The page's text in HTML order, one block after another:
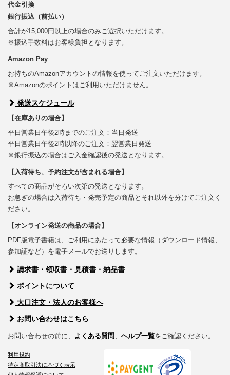
代金引換
銀行振込（前払い）
合計が15,000円以上の場合のみご選択いただけます。
※振込手数料はお客様負担となります。
Amazon Pay
お持ちのAmazonアカウントの情報を使ってご注文いただけます。
※Amazonのポイントはご利用いただけません。
発送スケジュール
【在庫ありの場合】
平日営業日午後2時までのご注文：当日発送
平日営業日午後2時以降のご注文：翌営業日発送
※銀行振込の場合はご入金確認後の発送となります。
【入荷待ち、予約注文が含まれる場合】
すべての商品がそろい次第の発送となります。
お急ぎの場合は入荷待ち・発売予定の商品とそれ以外を分けてご注文く
ださい。
【オンライン発送の商品の場合】
PDF版電子書籍は、ご利用にあたって必要な情報（ダウンロード情報、
参加証など）を電子メールでお送りします。
請求書・領収書・見積書・納品書
ポイントについて
大口注文・法人のお客様へ
お問い合わせはこちら
お問い合わせの前に、 よくある質問、 ヘルプ一覧をご確認ください。
利用規約
特定商取引法に基づく表示